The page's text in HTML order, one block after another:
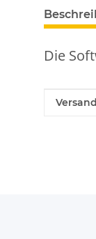
weitere
Die
Wert